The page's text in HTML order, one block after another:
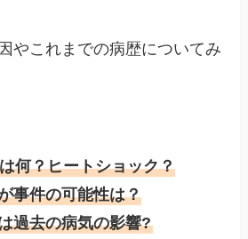
やこれまでの病歴についてみ
何？ヒートショック？
事件の可能性は？
過去の病気の影響?